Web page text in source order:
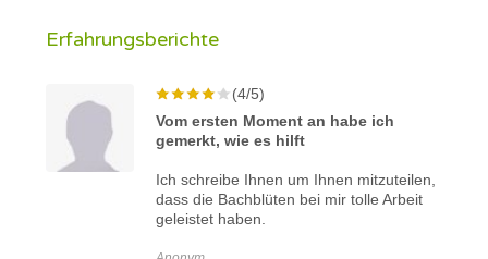
Erfahrungsberichte
(4/5)
Vom ersten Moment an habe ich
gemerkt, wie es hilft
Ich schreibe Ihnen um Ihnen mitzuteilen,
dass die Bachblüten bei mir tolle Arbeit
geleistet haben.